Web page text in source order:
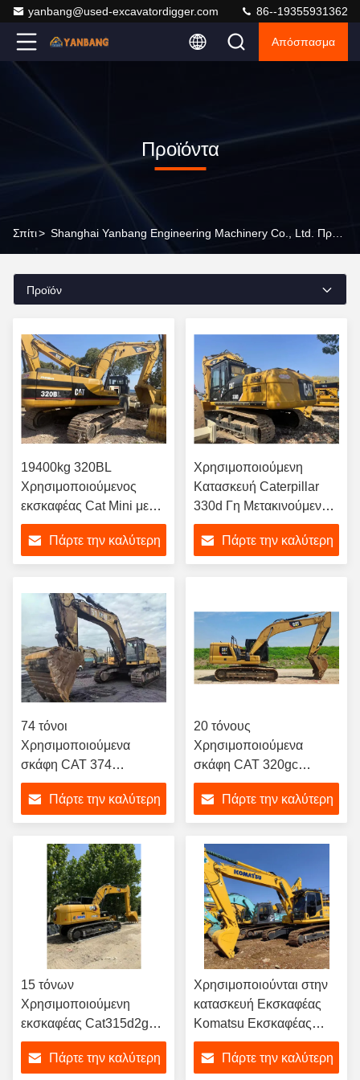
yanbang@used-excavatordigger.com 86--19355931362
Απόσπασμα
Προϊόντα
Σπίτι>
Προϊόν
19400kg 320BL
Χρησιμοποιούμενος
εκσκαφέας Cat Mini με
χωρητικότητα κουβάς
0,92M3 Πουλήστε
εκσκαφέα
Πάρτε την καλύτερη
Χρησιμοποιούμενη
Κατασκευή Caterpillar
330d Γη Μετακινούμενη
Εκσκαφέας Κουβάς
χωρητικότητα 1,8m3
Πάρτε την καλύτερη
74 τόνοι
Χρησιμοποιούμενα
σκάφη CAT 374
Χρησιμοποιούμενα
σκάφη μεταλλευτικής
βιομηχανίας
Πάρτε την καλύτερη
20 τόνους
Χρησιμοποιούμενα
σκάφη CAT 320gc
Χρησιμοποιούμενα
σκάφη Caterpillar 1m3
Bucket
Πάρτε την καλύτερη
15 τόνων
Χρησιμοποιούμενη
εκσκαφέας Cat315d2gc
με χωρητικότητα κουβάς
0,75m3Πάρτε την καλύτερη
Χρησιμοποιούνται στην
κατασκευή Εκσκαφέας
Komatsu Εκσκαφέας
PC240-8 24T
Πάρτε την καλύτερη